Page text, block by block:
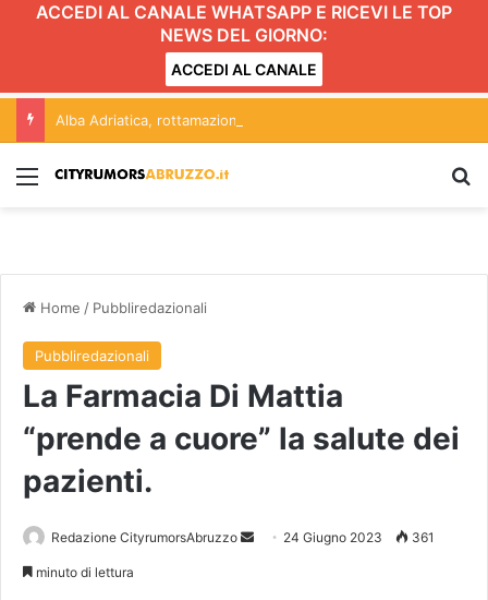
ACCEDI AL CANALE WHATSAPP E RICEVI LE TOP
NEWS DEL GIORNO:
ACCEDI AL CANALE
Menu
Home / Pubbliredazionali
Pubbliredazionali
La Farmacia Di Mattia
“prende a cuore” la salute dei
pazienti.
Redazione CityrumorsAbruzzo 24 Giugno 2023 361
minuto di lettura